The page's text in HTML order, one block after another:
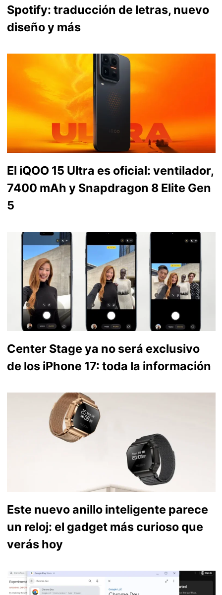
Spotify: traducción de letras, nuevo
diseño y más
El iQOO 15 Ultra es oficial: ventilador,
7400 mAh y Snapdragon 8 Elite Gen
5
Center Stage ya no será exclusivo
de los iPhone 17: toda la información
Este nuevo anillo inteligente parece
un reloj: el gadget más curioso que
verás hoy